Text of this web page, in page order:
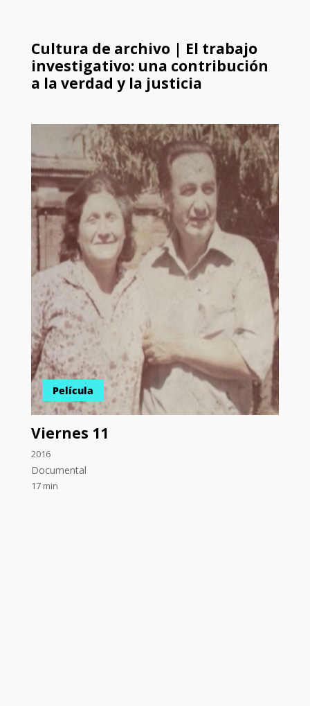
Cultura de archivo | El trabajo
investigativo: una contribución
a la verdad y la justicia
Película
Viernes 11
2016
Documental
17 min